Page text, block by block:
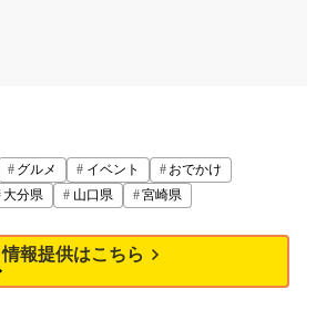
グルメ イベント
おでかけ
大分県 山口県 宮崎県
情報提供はこちら